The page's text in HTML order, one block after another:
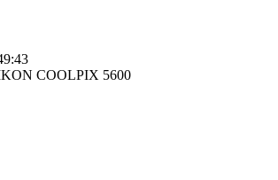
COOLPIX 5600